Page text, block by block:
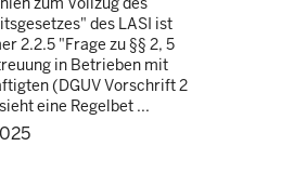
des LASI ist
2.2.5 "Frage zu §§ 2, 5
in Betrieben mit
(DGUV Vorschrift 2
eine Regelbet ...